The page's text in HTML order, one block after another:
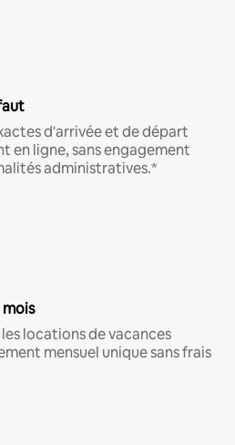
d'arrivée et de départ
en ligne, sans engagement
administratives.*
locations de vacances
mensuel unique sans frais